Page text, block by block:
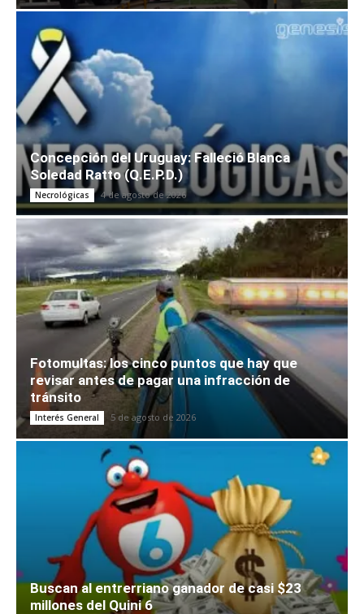
Concepción del Uruguay: Falleció Blanca
Soledad Ratto (Q.E.P.D.)
Necrológicas 4 de agosto de 2026
Fotomultas: los cinco puntos que hay que
revisar antes de pagar una infracción de
tránsito
Interés General 5 de agosto de 2026
Buscan al entrerriano ganador de casi $23
millones del Quini 6